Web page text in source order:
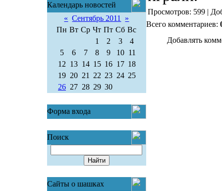
Календарь новостей
« Сентябрь 2011
»
Пн Вт Ср Чт Пт Сб Вс
1
2 3
4
5
6 7 8 9 10 11
12 13 14 15 16 17 18
19 20 21 22 23 24 25
26 27 28 29 30
Форма входа
Поиск
Сайты о шашках
Просмотров: 599 |
Всего комментариев:
Добавлять